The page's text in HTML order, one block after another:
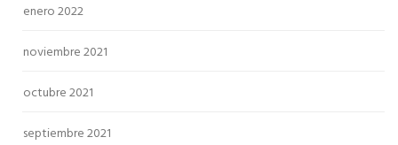
enero 2022
noviembre 2021
octubre 2021
septiembre 2021